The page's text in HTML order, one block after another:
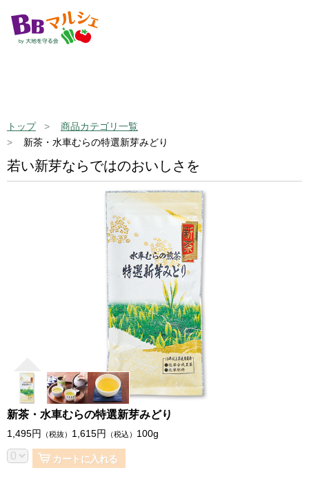
トップ
商品カテゴリ一覧
新茶・水車むらの特選新芽みどり
若い新芽ならではのおいしさを
新茶・水車むらの特選新芽みどり
1,495円 （税抜） 1,615円 （税込） 100g
カートに入れる